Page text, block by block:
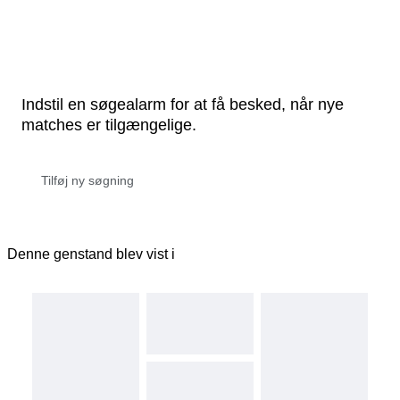
Indstil en søgealarm for at få besked, når nye
matches er tilgængelige.
Denne genstand blev vist i